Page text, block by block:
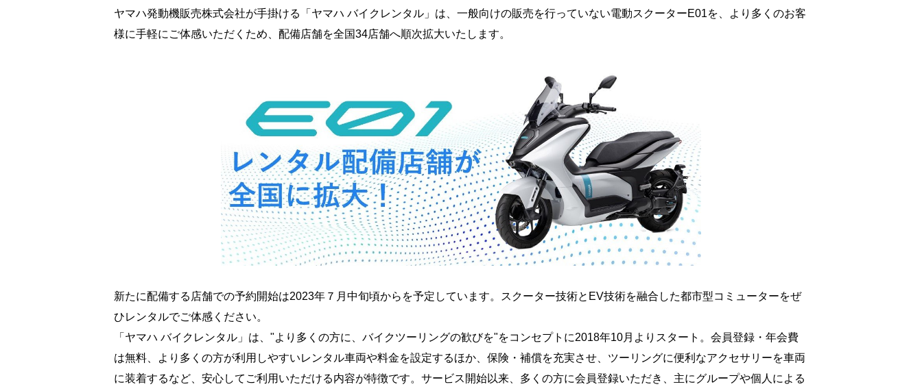
ヤマハ発動機販売株式会社が手掛ける「ヤマハ バイクレンタル」は、一般向けの販売を行っていない電動スクーターE01を、より多くのお客
様に手軽にご体感いただくため、配備店舗を全国34店舗へ順次拡大いたします。
新たに配備する店舗での予約開始は2023年７月中旬頃からを予定しています。スクーター技術とEV技術を融合した都市型コミューターをぜ
ひレンタルでご体感ください。
「ヤマハ バイクレンタル」は、"より多くの方に、バイクツーリングの歓びを"をコンセプトに2018年10月よりスタート。会員登録・年会費
は無料、より多くの方が利用しやすいレンタル車両や料金を設定するほか、保険・補償を充実させ、ツーリングに便利なアクセサリーを車両
に装着するなど、安心してご利用いただける内容が特徴です。サービス開始以来、多くの方に会員登録いただき、主にグループや個人による